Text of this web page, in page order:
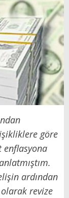
göre
enflasyona
ardından
revize